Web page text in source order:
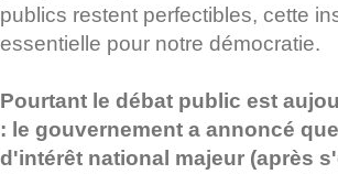
publics restent perfectibles, cette
essentielle pour notre démocratie.
Pourtant le débat public est
: le gouvernement a annoncé
d'intérêt national majeur (après